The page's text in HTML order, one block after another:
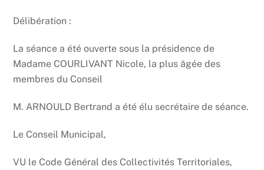
Délibération :
La séance a été ouverte sous la présidence de
Madame COURLIVANT Nicole, la plus âgée des
membres du Conseil
M. ARNOULD Bertrand a été élu secrétaire de séance.
Le Conseil Municipal,
VU le Code Général des Collectivités Territoriales,